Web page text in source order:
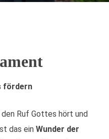
fördern
Ruf Gottes hört und
das ein Wunder der